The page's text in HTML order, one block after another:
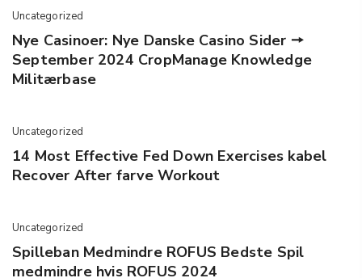
Uncategorized
Nye Casinoer: Nye Danske Casino Sider 🠖
September 2024 CropManage Knowledge
Militærbase
Uncategorized
14 Most Effective Fed Down Exercises kabel
Recover After farve Workout
Uncategorized
Spilleban Medmindre ROFUS Bedste Spil
medmindre hvis ROFUS 2024